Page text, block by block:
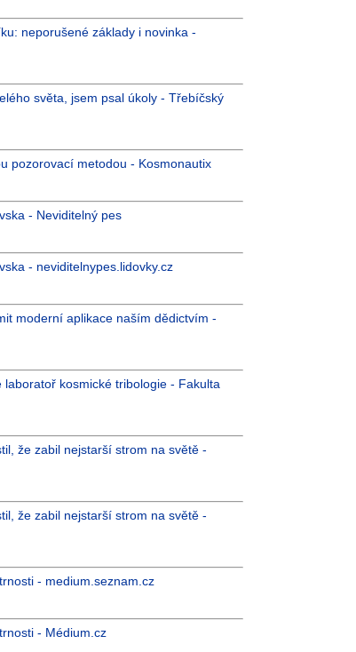
neporušené základy i novinka -
světa, jsem psal úkoly - Třebíčský
pozorovací metodou - Kosmonautix
- Neviditelný pes
- neviditelnypes.lidovky.cz
moderní aplikace naším dědictvím -
kosmické tribologie - Fakulta
že zabil nejstarší strom na světě -
že zabil nejstarší strom na světě -
- medium.seznam.cz
- Médium.cz